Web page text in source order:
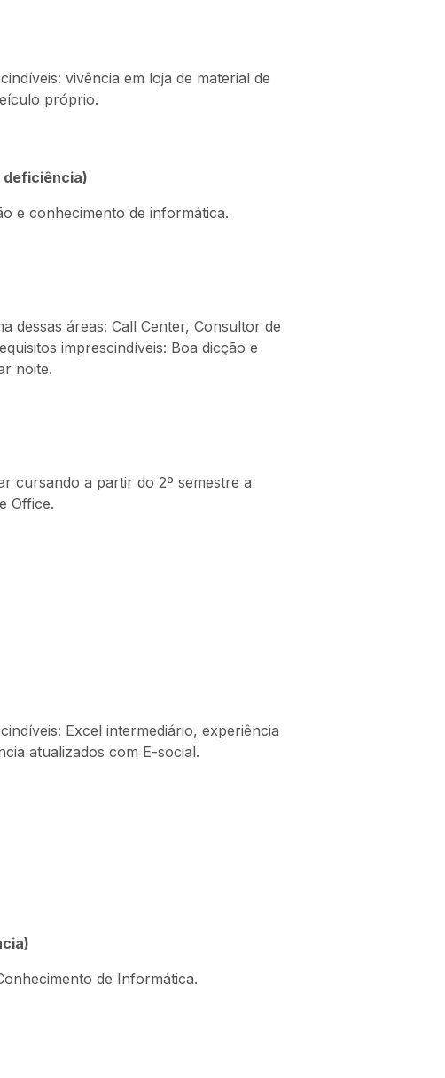
vivência em loja de material de
próprio.
deficiência)
e conhecimento de informática.
dessas áreas: Call Center, Consultor de
imprescindíveis: Boa dicção e
noite.
cursando a partir do 2º semestre a
Office.
Excel intermediário, experiência
atualizados com E-social.
de Informática.